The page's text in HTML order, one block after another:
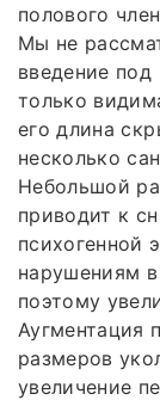
полового
Мы не
введение
только
его длина
несколько
Небольшой
приводит к
психогенной
нарушениям
поэтому
Аугментация
размеров
увеличение